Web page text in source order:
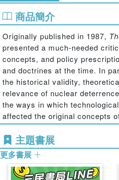
商品簡介
Originally published in 1987,
presented a much-needed
concepts, and policy
and doctrines at the time. In
the historical validity,
relevance of nuclear
the ways in which
affected the original concepts
deterrence strategies, and the
changes have affected policy
alternative ways of thinking
context of new military
politics.
主題書展
更多書展